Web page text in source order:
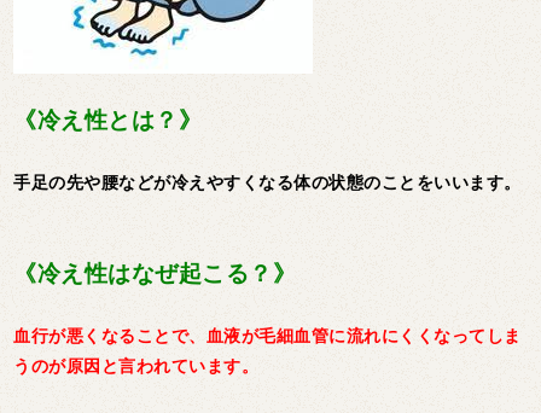
《冷え性とは？》
手足の先や腰などが冷えやすくなる体の状態のことをいいます。
《冷え性はなぜ起こる？》
血行が悪くなることで、血液が毛細血管に流れにくくなってしま
うのが原因と言われています。